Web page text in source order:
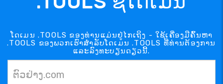
ໂດເມນ .TOOLS ຂອງທ່ານແມ່ນຢູ່ໄກເຖິງ - ໃຊ້ເຄື່ອງມືຄົ້ນຫາ
.TOOLS ຂອງພວກເຮົາສຳລັບໂດເມນ .TOOLS ທີ່ທ່ານຕ້ອງການ
ແລະລົງທະບຽນດຽວນີ້.